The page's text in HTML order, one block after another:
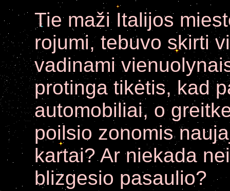
Tie maži Italijos
rojumi, tebuvo skirti
vadinami
protinga tikėtis, kad
automobiliai, o
poilsio zonomis
kartai? Ar niekada
blizgesio pasaulio?